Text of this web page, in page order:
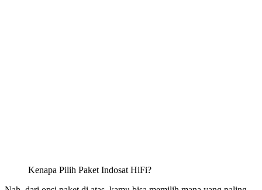
Kenapa Pilih Paket Indosat HiFi?